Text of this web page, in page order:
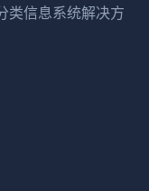
类信息系统解决方